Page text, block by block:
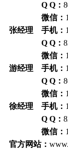
Q Q：
微信：
张经理 手机：
Q Q：
微信：
游经理 手机：
Q Q：
微信：
徐经理 手机：
Q Q：
微信：
官方网站：